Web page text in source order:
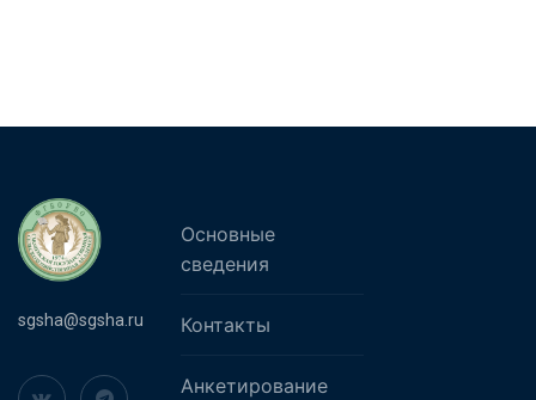
sgsha@sgsha.ru
Основные
сведения
Контакты
Анкетирование